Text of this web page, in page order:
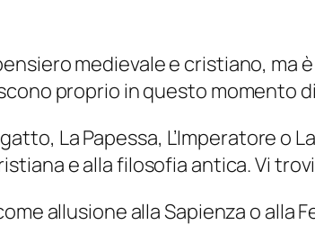
medievale e cristiano,
proprio in questo momento
La Papessa, L’Imperatore o
e alla filosofia antica. Vi
allusione alla Sapienza o alla